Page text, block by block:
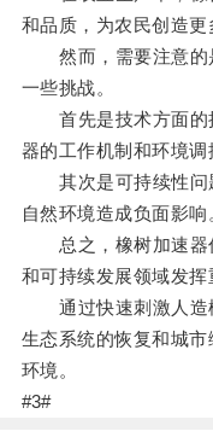
和品质，为农民创造更
然而，需要注意的
一些挑战。
首先是技术方面的
器的工作机制和环境调
其次是可持续性问
自然环境造成负面影响
总之，橡树加速器
和可持续发展领域发挥
通过快速刺激人造
生态系统的恢复和城
环境。
#3#